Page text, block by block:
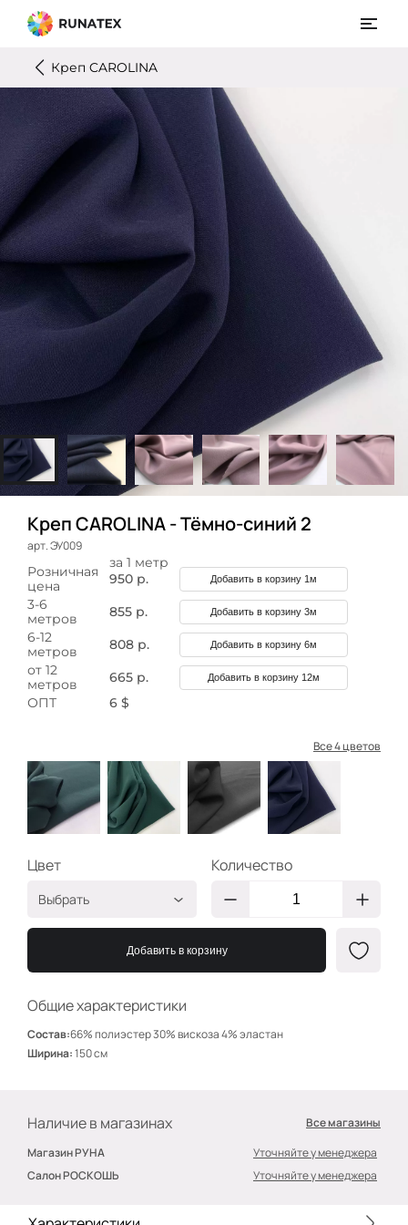
Креп CAROLINA
Креп CAROLINA - Тёмно-синий 2
арт. ЭУ009
Общие характеристики
Состав:66% полиэстер 30% вискоза 4% эластан
Ширина:150 см
за 1 метр
Розничная
цена
950 р. Добавить в корзину 1м
3-6
метров
855 р. Добавить в корзину 3м
6-12
метров
808 р. Добавить в корзину 6м
от 12
метров
665 р. Добавить в корзину 12м
ОПТ 6 $
Все 4 цветов
Наличие в магазинах
Все магазины
Магазин РУНА
Уточняйте у менеджера
Салон РОСКОШЬ
Уточняйте у менеджера
Цвет
Выбрать
Пыльный изумруд
ЭУ003
ЭУ005
Тёмно-синий 2
Количество
Добавить в корзину